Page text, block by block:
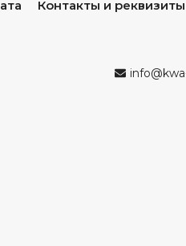
Контакты и реквизиты